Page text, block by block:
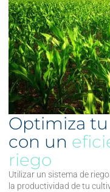
Optimiza
con un
riego
Utilizar un sistema de
la productividad de tu